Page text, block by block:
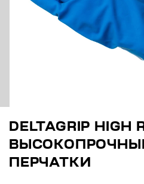
DELTAGRIP HIGH
ПЕРЧАТКИ